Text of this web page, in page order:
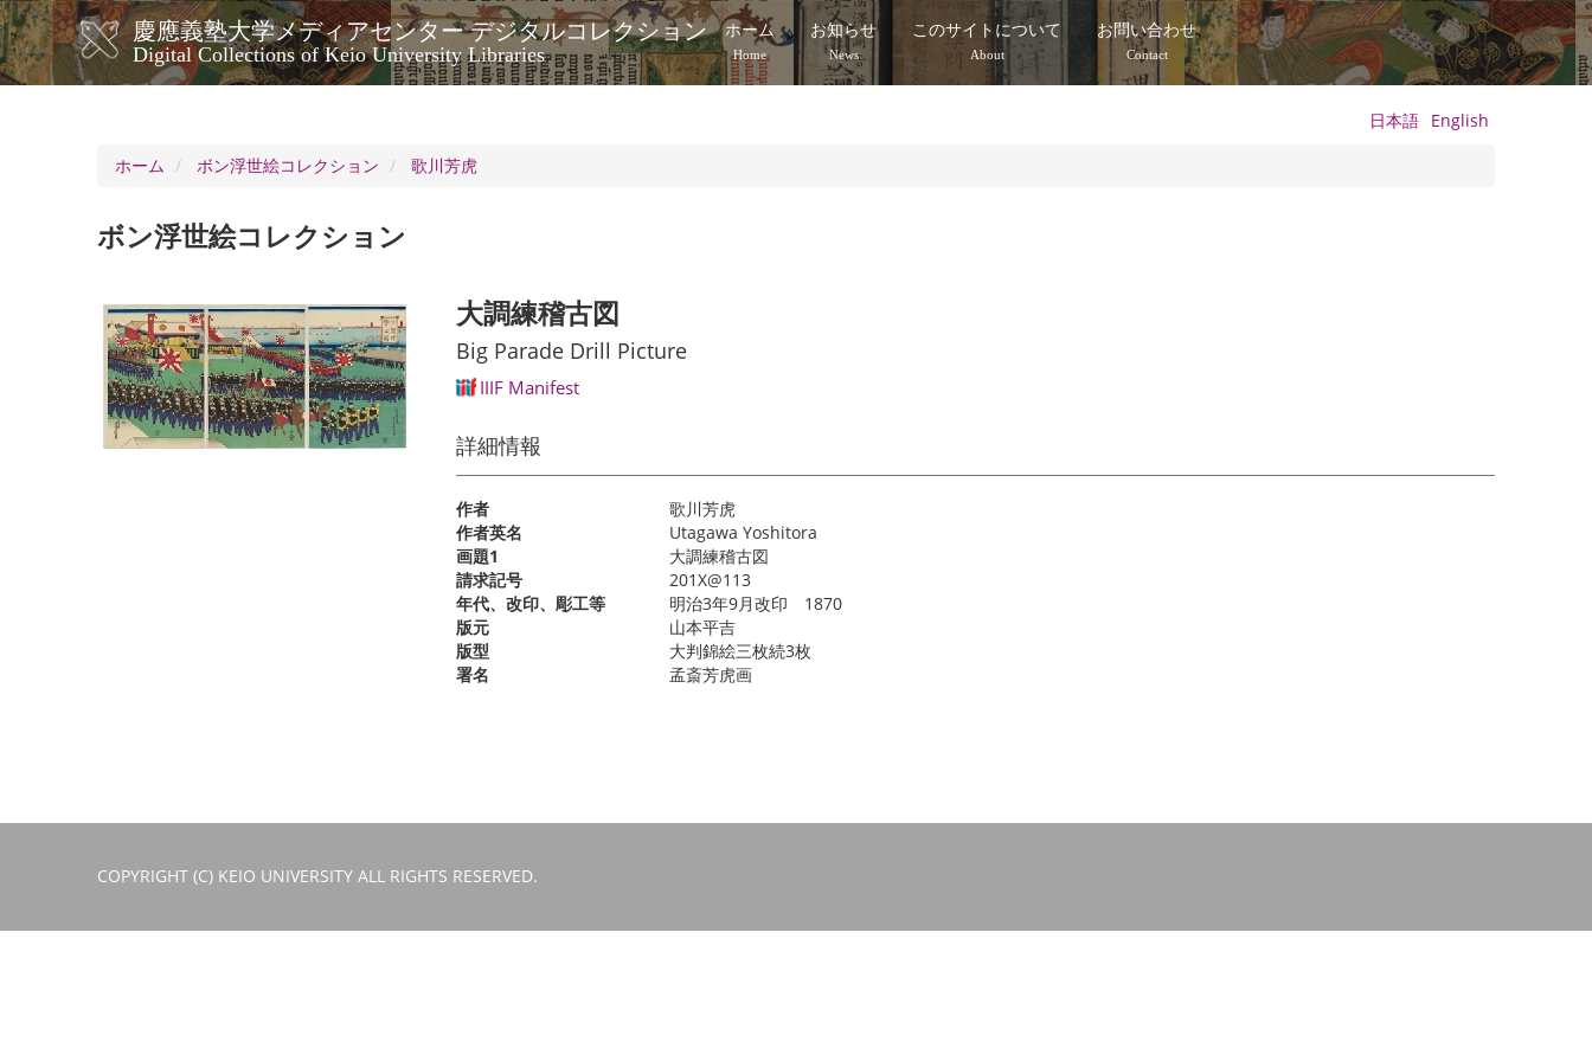
メ
イ
ン
コ
慶應義塾大学メディアセンター デジタルコレクション
Digital Collections of Keio University Libraries
メ
イ
ビ
ー
シ
ン
ホーム
Home
お知らせ
News
このサイトについて
About
お問い合わせ
Contact
日本語 English
ホーム
ボン浮世絵コレクション 歌川芳虎
ボン浮世絵コレクション
大調練稽古図
Big Parade Drill Picture
IIIF Manifest
詳細情報
作者
歌川芳虎
作者英名
Utagawa Yoshitora
画題1
大調練稽古図
請求記号
201X@113
年代、改印、彫工等
明治3年9月改印 1870
版元
山本平吉
版型
大判錦絵三枚続3枚
署名
孟斎芳虎画
COPYRIGHT (C) KEIO UNIVERSITY ALL RIGHTS RESERVED.